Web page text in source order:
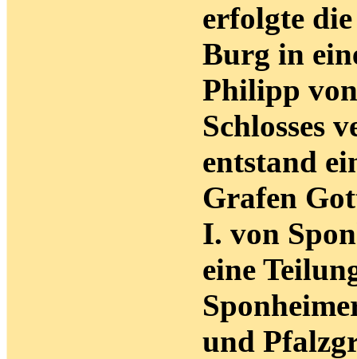
erfolgte
Burg in
Philipp
Schlosses
entstand
Grafen
I. von
eine
und